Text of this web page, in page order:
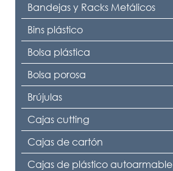
Bandejas y Racks Metálicos
Bins plástico
Bolsa plástica
Bolsa porosa
Brújulas
Cajas cutting
Cajas de cartón
Cajas de plástico autoarmable